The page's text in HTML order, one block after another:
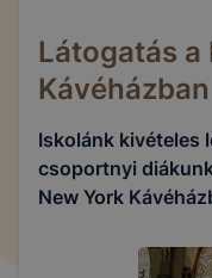
Látogatás a
Kávéházban
Iskolánk kivételes
csoportnyi
New York